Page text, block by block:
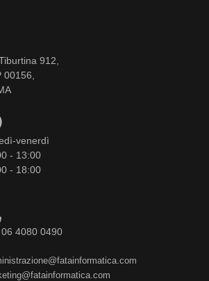
912,
00156,
venerdì
- 13:00
- 18:00
4080 0490